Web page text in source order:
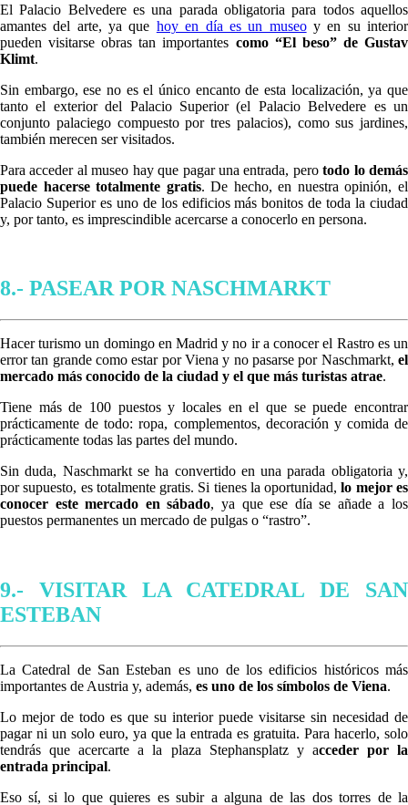
El Palacio Belvedere es una parada obligatoria para todos aquellos
amantes del arte, ya que hoy en día es un museoy en su interior
pueden visitarse obras tan importantes como “El beso” de Gustav
Klimt.
Sin embargo, ese no es el único encanto de esta localización, ya que
tanto el exterior del Palacio Superior (el Palacio Belvedere es un
conjunto palaciego compuesto por tres palacios), como sus jardines,
también merecen ser visitados.
Para acceder al museo hay que pagar una entrada, perotodo lo demás
puede hacerse totalmente gratis. De hecho, en nuestra opinión, el
Palacio Superior es uno de los edificios más bonitos de toda la ciudad
y, por tanto, es imprescindible acercarse a conocerlo en persona.
8.- PASEAR POR NASCHMARKT
Hacer turismo un domingo en Madrid y no ir a conocer el Rastro es un
error tan grande como estar por Viena y no pasarse por Naschmarkt, el
mercado más conocido de la ciudad y el que más turistas atrae.
Tiene más de 100 puestos y locales en el que se puede encontrar
prácticamente de todo: ropa, complementos, decoración y comida de
prácticamente todas las partes del mundo.
Sin duda, Naschmarkt se ha convertido en una parada obligatoria y,
por supuesto, es totalmente gratis. Si tienes la oportunidad, lo mejor es
conocer este mercado en sábado, ya que ese día se añade a los
puestos permanentes un mercado de pulgas o “rastro”.
9.- VISITAR LA CATEDRAL DE SAN
ESTEBAN
La Catedral de San Esteban es uno de los edificios históricos más
importantes de Austria y, además, es uno de los símbolos de Viena.
Lo mejor de todo es que su interior puede visitarse sin necesidad de
pagar ni un solo euro, ya que la entrada es gratuita. Para hacerlo, solo
tendrás que acercarte a la plaza Stephansplatz y acceder por la
entrada principal.
Eso sí, si lo que quieres es subir a alguna de las dos torres de la